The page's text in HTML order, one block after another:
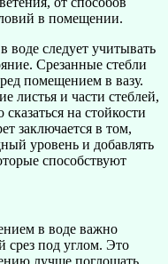
в помещении.
воде следует учитывать
Срезанные стебли
помещением в вазу.
листья и части стеблей,
на стойкости
заключается в том,
уровень и добавлять
способствуют
в воде важно
срез под углом. Это
лучше поглощать